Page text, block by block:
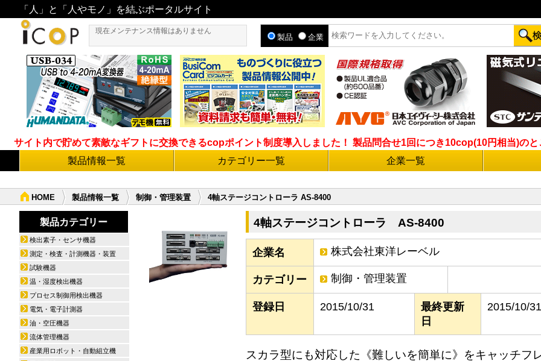
「人」と「人やモノ」を結ぶポータルサイト
現在メンテナンス情報はありません
製品 企業
サイト内で貯めて素敵なギフトに交換できるcopポイント制度導入しました！ 製品問合せ1回につき10cop(10円相当)の
製品情報一覧
カテゴリー一覧 企業一覧
HOME 製品情報一覧 制御・管理装置 4軸ステージコントローラ AS-8400
4軸ステージコントローラ AS-8400
企業名 株式会社東洋レーベル
カテゴリー 制御・管理装置
登録日 2015/10/31
最終更新
日
2015/10/31
スカラ型にも対応した《難しいを簡単に》をキャッチフ
製品カテゴリー
検出素子・センサ機器
測定・検査・計測機器・装置
試験機器
温・湿度検出機器
プロセス制御用検出機器
電気・電子計測器
油・空圧機器
流体管理機器
産業用ロボット・自動組立機